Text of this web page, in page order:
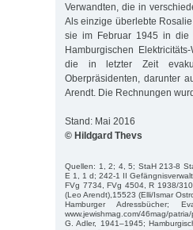
Verwandten, die in
Als einzige überlebte
sie im Februar 1945 in die
Hamburgischen
die in letzter Zeit
Oberpräsidenten, darunter
Arendt. Die Rechnungen
Stand: Mai 2016
© Hildgard Thevs
Quellen: 1, 2; 4, 5; StaH 213-8
E 1, 1 d; 242-1 II
FVg 7734, FVg 4504, R 1938/
(Leo Arendt),15523 (Elli/Ismar
Hamburger
www.jewishmag.com/46mag/
G. Adler, 1941–1945;